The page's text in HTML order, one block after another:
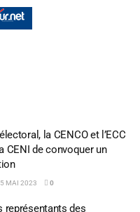
la CENCO et l’ECC
CENI de convoquer un
MAI 2023 0
représentants des